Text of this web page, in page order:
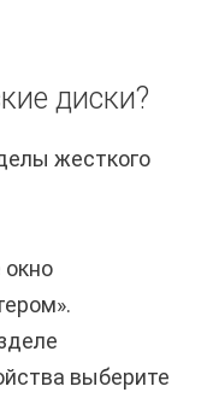
диски?
жесткого
окно
выберите